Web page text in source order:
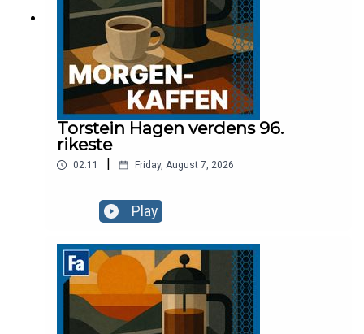
Torstein Hagen verdens 96.
rikeste
02:11 Friday, August 7, 2026
Play